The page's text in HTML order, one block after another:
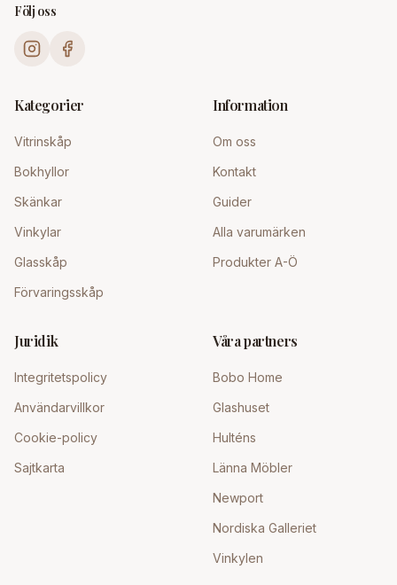
Följ oss
Kategorier
Vitrinskåp
Bokhyllor
Skänkar
Vinkylar
Glasskåp
Förvaringsskåp
Information
Om oss
Kontakt
Guider
Alla varumärken
Produkter A-Ö
Juridik
Integritetspolicy
Användarvillkor
Cookie-policy
Sajtkarta
Våra partners
Bobo Home
Glashuset
Hulténs
Länna Möbler
Newport
Nordiska Galleriet
Vinkylen